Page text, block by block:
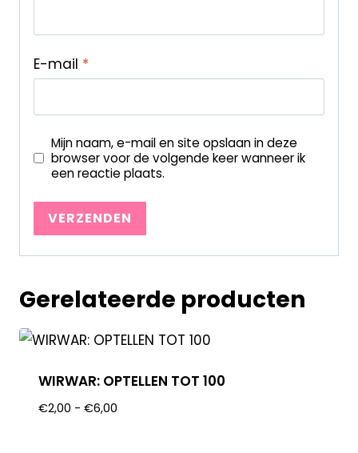
E-mail *
Mijn naam, e-mail en site opslaan in deze
browser voor de volgende keer wanneer ik
een reactie plaats.
Gerelateerde producten
WIRWAR: OPTELLEN TOT 100
€2,00 - €6,00